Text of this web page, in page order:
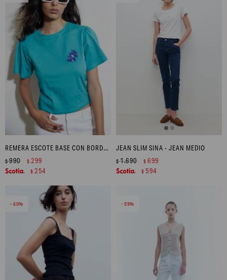
REMERA ESCOTE BASE CON BORDADO - TURQUESA
$990 $ 299
$ 254
JEAN SLIM SINA - JEAN MEDIO
$1.690 $ 699
$ 594
60 59